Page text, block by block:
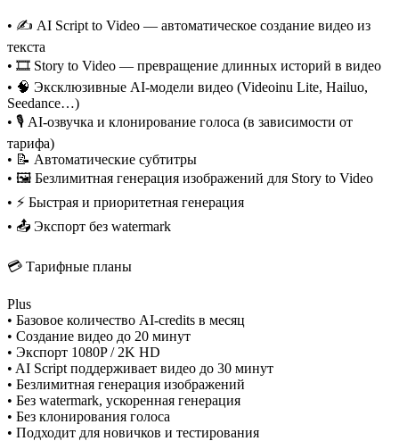
• ✍️ AI Script to Video — автоматическое создание видео из
текста
• 🎞️ Story to Video — превращение длинных историй в видео
• 🧠 Эксклюзивные AI-модели видео (Videoinu Lite, Hailuo,
Seedance…)
• 🎙️ AI-озвучка и клонирование голоса (в зависимости от
тарифа)
• 📝 Автоматические субтитры
• 🖼️ Безлимитная генерация изображений для Story to Video
• ⚡ Быстрая и приоритетная генерация
• 📤 Экспорт без watermark
💳 Тарифные планы
Plus
• Базовое количество AI-credits в месяц
• Создание видео до 20 минут
• Экспорт 1080P / 2K HD
• AI Script поддерживает видео до 30 минут
• Безлимитная генерация изображений
• Без watermark, ускоренная генерация
• Без клонирования голоса
• Подходит для новичков и тестирования